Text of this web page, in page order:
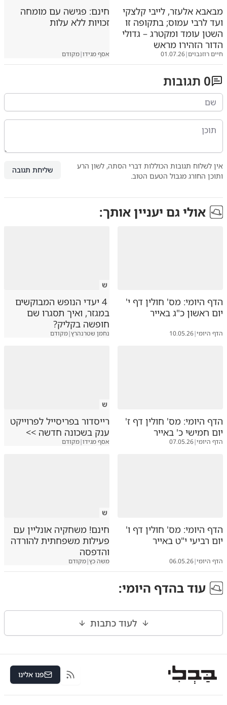
מבאבא אלעזר, לייבי קלצקי
ועד לרבי עמוס; בתקופה זו
השטן עומד ומקטרג – גדולי
הדור הזהירו מראש
חיים רוזנבוים|
01.07.26
חינם: פגישה עם מומחה
זכויות ללא עלות
אסף מגידו|מקודם
0 תגובות
אין לשלוח תגובות הכוללות דברי הסתה, לשון הרע
ותוכן החורג מגבול הטעם הטוב.
שליחת תגובה
אולי גם יעניין אותך:
הדף היומי: מס' חולין דף י'
יום ראשון כ"ג באייר
הדף היומי|
10.05.26
ש
4 יעדי הנופש המבוקשים
במגזר, ואיך תסגרו שם
חופשה בקליק?
נחמן שטרנהרץ|מקודם
הדף היומי: מס' חולין דף ז'
יום חמישי כ' באייר
הדף היומי|
07.05.26
ש
רייסדור בפריסייל לפרוייקט
ענק בשכונה חדשה >>
אסף מגידו|מקודם
הדף היומי: מס' חולין דף ו'
יום רביעי י"ט באייר
הדף היומי|
06.05.26
ש
חינם! משחקיה אונליין עם
פעילות משפחתית להורדה
והדפסה
משה כץ|מקודם
עוד בהדף היומי:
לעוד כתבות
RSS פנו אלינו